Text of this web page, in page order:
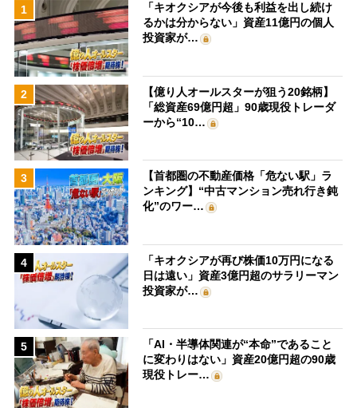
1
「キオクシアが今後も利益を出し続け
るかは分からない」資産11億円の個人
投資家が…
2
【億り人オールスターが狙う20銘柄】
「総資産69億円超」90歳現役トレーダ
ーから“10…
3
【首都圏の不動産価格「危ない駅」ラ
ンキング】“中古マンション売れ行き鈍
化”のワー…
4
「キオクシアが再び株価10万円になる
日は遠い」資産3億円超のサラリーマン
投資家が…
5
「AI・半導体関連が“本命”であること
に変わりはない」資産20億円超の90歳
現役トレー…